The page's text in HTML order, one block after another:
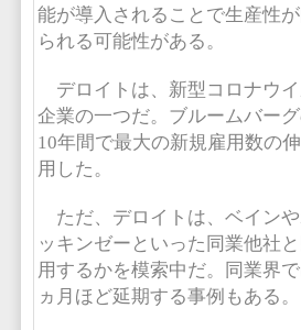
能が導入されることで生産性
られる可能性がある。
デロイトは、新型コロナウ
企業の一つだ。ブルームバー
10年間で最大の新規雇用数の
用した。
ただ、デロイトは、ベイン
ッキンゼーといった同業他社
用するかを模索中だ。同業界
ヵ月ほど延期する事例もある。